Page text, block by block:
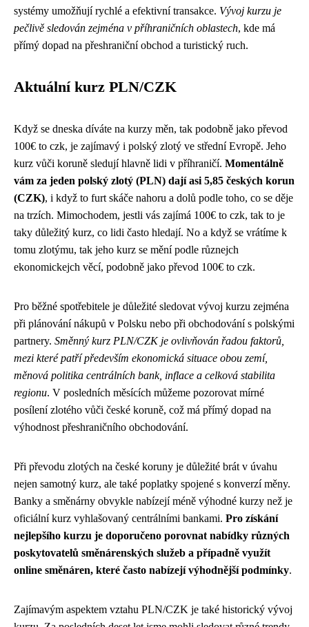
systémy umožňují rychlé a efektivní transakce. Vývoj kurzu je
pečlivě sledován zejména v příhraničních oblastech, kde má
přímý dopad na přeshraniční obchod a turistický ruch.
Aktuální kurz PLN/CZK
Když se dneska díváte na kurzy měn, tak podobně jako převod
100€ to czk, je zajímavý i polský zlotý ve střední Evropě. Jeho
kurz vůči koruně sledují hlavně lidi v příhraničí. Momentálně
vám za jeden polský zlotý (PLN) dají asi 5,85 českých korun
(CZK), i když to furt skáče nahoru a dolů podle toho, co se děje
na trzích. Mimochodem, jestli vás zajímá 100€ to czk, tak to je
taky důležitý kurz, co lidi často hledají. No a když se vrátíme k
tomu zlotýmu, tak jeho kurz se mění podle různejch
ekonomickejch věcí, podobně jako převod 100€ to czk.
Pro běžné spotřebitele je důležité sledovat vývoj kurzu zejména
při plánování nákupů v Polsku nebo při obchodování s polskými
partnery. Směnný kurz PLN/CZK je ovlivňován řadou faktorů,
mezi které patří především ekonomická situace obou zemí,
měnová politika centrálních bank, inflace a celková stabilita
regionu. V posledních měsících můžeme pozorovat mírné
posílení zlotého vůči české koruně, což má přímý dopad na
výhodnost přeshraničního obchodování.
Při převodu zlotých na české koruny je důležité brát v úvahu
nejen samotný kurz, ale také poplatky spojené s konverzí měny.
Banky a směnárny obvykle nabízejí méně výhodné kurzy než je
oficiální kurz vyhlašovaný centrálními bankami. Pro získání
nejlepšího kurzu je doporučeno porovnat nabídky různých
poskytovatelů směnárenských služeb a případně využít
online směnáren, které často nabízejí výhodnější podmínky.
Zajímavým aspektem vztahu PLN/CZK je také historický vývoj